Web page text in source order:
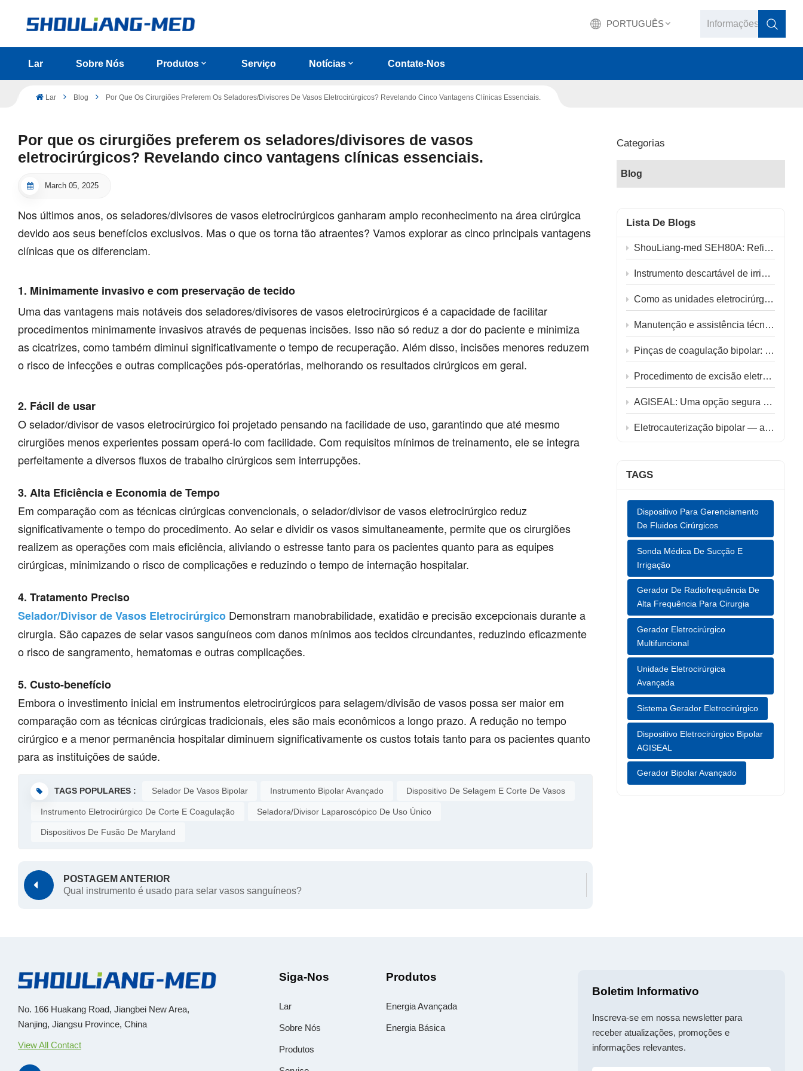
PORTUGUÊS
English
русский
italiano
português
Lar Sobre Nós Produtos Serviço Notícias Contate-Nos
Lar Blog Por Que Os Cirurgiões Preferem Os Seladores/divisores De Vasos Eletrocirúrgicos? Revelando Cinco Vantagens Clínicas Essenciais.
Categorias
Blog
Lista De Blogs
ShouLiang-med SEH80A: Refinando os princípios físicos, impulsionando o futuro da cirurgia
Instrumento descartável de irrigação por sucção: um instrumento quatro em um para cirurgia endoscópica.
Como as unidades eletrocirúrgicas tornam a cirurgia mais segura e a recuperação mais rápida
Manutenção e assistência técnica do gerador eletrocirúrgico AGISEAL SL100M
Pinças de coagulação bipolar: permitindo manipulação precisa e recuperação acelerada em hemorroidectomia.
Procedimento de excisão eletrocirúrgica LEEP: um tratamento eficiente e preciso para doenças do colo do útero.
AGISEAL: Uma opção segura e eficaz para cirurgia bariátrica
Eletrocauterização bipolar — a técnica de dissecção preferida para bypass STA-MCA
TAGS
Dispositivo Para Gerenciamento
De Fluidos Cirúrgicos
Sonda Médica De Sucção E
Irrigação
Gerador De Radiofrequência De
Alta Frequência Para Cirurgia
Gerador Eletrocirúrgico
Multifuncional
Unidade Eletrocirúrgica
Avançada
Sistema Gerador Eletrocirúrgico
Dispositivo Eletrocirúrgico Bipolar
AGISEAL
Gerador Bipolar Avançado
Por que os cirurgiões preferem os seladores/divisores de vasos
eletrocirúrgicos? Revelando cinco vantagens clínicas essenciais.
March 05, 2025
Nos últimos anos, os seladores/divisores de vasos eletrocirúrgicos ganharam amplo reconhecimento na área cirúrgica
devido aos seus benefícios exclusivos. Mas o que os torna tão atraentes? Vamos explorar as cinco principais vantagens
clínicas que os diferenciam.
1. Minimamente invasivo e com preservação de tecido
Uma das vantagens mais notáveis ​​dos seladores/divisores de vasos eletrocirúrgicos é a capacidade de facilitar
procedimentos minimamente invasivos através de pequenas incisões. Isso não só reduz a dor do paciente e minimiza
as cicatrizes, como também diminui significativamente o tempo de recuperação. Além disso, incisões menores reduzem
o risco de infecções e outras complicações pós-operatórias, melhorando os resultados cirúrgicos em geral.
2. Fácil de usar
O selador/divisor de vasos eletrocirúrgico foi projetado pensando na facilidade de uso, garantindo que até mesmo
cirurgiões menos experientes possam operá-lo com facilidade. Com requisitos mínimos de treinamento, ele se integra
perfeitamente a diversos fluxos de trabalho cirúrgicos sem interrupções.
3. Alta Eficiência e Economia de Tempo
Em comparação com as técnicas cirúrgicas convencionais, o selador/divisor de vasos eletrocirúrgico reduz
significativamente o tempo do procedimento. Ao selar e dividir os vasos simultaneamente, permite que os cirurgiões
realizem as operações com mais eficiência, aliviando o estresse tanto para os pacientes quanto para as equipes
cirúrgicas, minimizando o risco de complicações e reduzindo o tempo de internação hospitalar.
4. Tratamento Preciso
Selador/Divisor de Vasos Eletrocirúrgico Demonstram manobrabilidade, exatidão e precisão excepcionais durante a
cirurgia. São capazes de selar vasos sanguíneos com danos mínimos aos tecidos circundantes, reduzindo eficazmente
o risco de sangramento, hematomas e outras complicações.
5. Custo-benefício
Embora o investimento inicial em instrumentos eletrocirúrgicos para selagem/divisão de vasos possa ser maior em
comparação com as técnicas cirúrgicas tradicionais, eles são mais econômicos a longo prazo. A redução no tempo
cirúrgico e a menor permanência hospitalar diminuem significativamente os custos totais tanto para os pacientes quanto
para as instituições de saúde.
TAGS POPULARES : Selador De Vasos Bipolar Instrumento Bipolar Avançado Dispositivo De Selagem E Corte De Vasos
Instrumento Eletrocirúrgico De Corte E Coagulação Seladora/Divisor Laparoscópico De Uso Único
Dispositivos De Fusão De Maryland
POSTAGEM ANTERIOR
Qual instrumento é usado para selar vasos sanguíneos?
No. 166 Huakang Road, Jiangbei New Area,
Nanjing, Jiangsu Province, China
View All Contact
Siga-Nos
Lar
Sobre Nós
Produtos
Produtos
Energia Avançada
Energia Básica
Boletim Informativo
Inscreva-se em nossa newsletter para
receber atualizações, promoções e
informações relevantes.